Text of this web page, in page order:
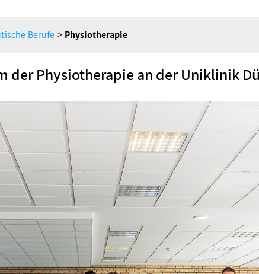
Berufe > Physiotherapie
der Physiotherapie an der Uniklinik